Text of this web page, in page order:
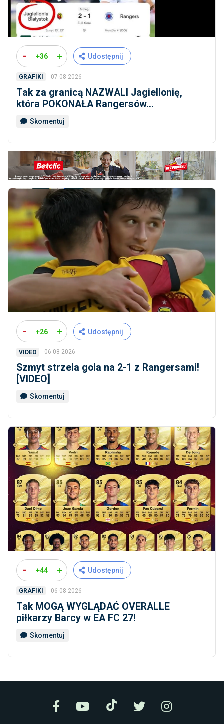
- +36 + Udostępnij
GRAFIKI 07-08-2026
Tak za granicą NAZWALI Jagiellonię,
która POKONAŁA Rangersów...
Skomentuj
- +26 + Udostępnij
VIDEO 06-08-2026
Szmyt strzela gola na 2-1 z Rangersami!
[VIDEO]
Skomentuj
- +44 + Udostępnij
GRAFIKI 06-08-2026
Tak MOGĄ WYGLĄDAĆ OVERALLE
piłkarzy Barcy w EA FC 27!
Skomentuj